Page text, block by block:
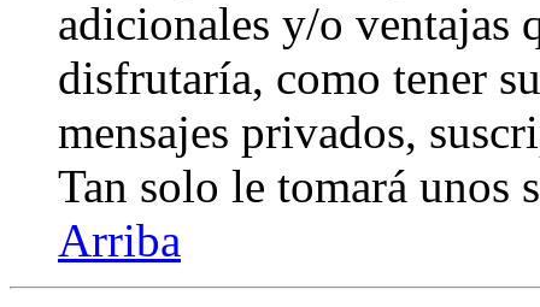
adicionales y/o ventajas
disfrutaría, como tener
mensajes privados,
Tan solo le tomará unos
Arriba